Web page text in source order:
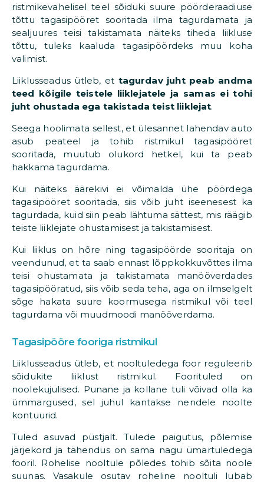
ristmikevahelisel teel sõiduki suure pöörderaadiuse
tõttu tagasipööret sooritada ilma tagurdamata ja
sealjuures teisi takistamata näiteks tiheda liikluse
tõttu, tuleks kaaluda tagasipöördeks muu koha
valimist.
Liiklusseadus ütleb, et tagurdav juht peab andma
teed kõigile teistele liiklejatele ja samas ei tohi
juht ohustada ega takistada teist liiklejat.
Seega hoolimata sellest, et ülesannet lahendav auto
asub peateel ja tohib ristmikul tagasipööret
sooritada, muutub olukord hetkel, kui ta peab
hakkama tagurdama.
Kui näiteks äärekivi ei võimalda ühe pöördega
tagasipööret sooritada, siis võib juht iseenesest ka
tagurdada, kuid siin peab lähtuma sättest, mis räägib
teiste liiklejate ohustamisest ja takistamisest.
Kui liiklus on hõre ning tagasipöörde sooritaja on
veendunud, et ta saab ennast lõppkokkuvõttes ilma
teisi ohustamata ja takistamata manööverdades
tagasipööratud, siis võib seda teha, aga on ilmselgelt
sõge hakata suure koormusega ristmikul või teel
tagurdama või muudmoodi manööverdama.
Tagasipööre fooriga ristmikul
Liiklusseadus ütleb, et nooltuledega foor reguleerib
sõidukite liiklust ristmikul. Foorituled on
noolekujulised. Punane ja kollane tuli võivad olla ka
ümmargused, sel juhul kantakse nendele noolte
kontuurid.
Tuled asuvad püstjalt. Tulede paigutus, põlemise
järjekord ja tähendus on sama nagu ümartuledega
fooril. Rohelise nooltule põledes tohib sõita noole
suunas. Vasakule osutav roheline nooltuli lubab